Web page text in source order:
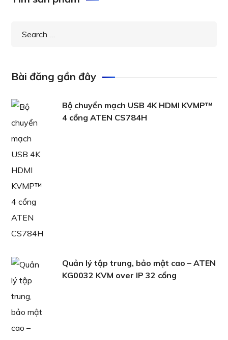
Bài đăng gần đây
Bộ chuyển mạch USB 4K HDMI KVMP™
4 cổng ATEN CS784H
Quản lý tập trung, bảo mật cao – ATEN
KG0032 KVM over IP 32 cổng